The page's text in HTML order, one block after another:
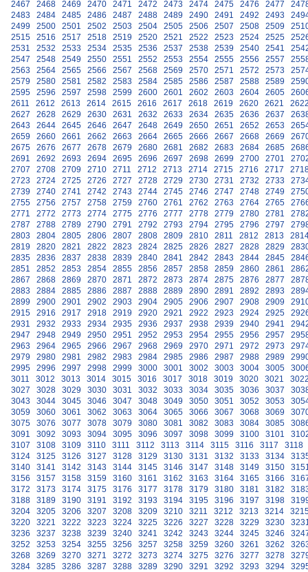
2467
2468 2469 2470 2471 2472 2473 2474 2475 2476 2477
2483
2484 2485 2486 2487 2488 2489 2490 2491 2492 2493
2499
2500 2501 2502 2503 2504 2505 2506 2507 2508 2509
2515
2516 2517 2518 2519 2520 2521 2522 2523 2524 2525
2531
2532 2533 2534 2535 2536 2537 2538 2539 2540 2541
2547
2548 2549 2550 2551 2552 2553 2554 2555 2556 2557
2563
2564 2565 2566 2567 2568 2569 2570 2571 2572 2573
2579
2580 2581 2582 2583 2584 2585 2586 2587 2588 2589
2595
2596 2597 2598 2599 2600 2601 2602 2603 2604 2605
2611
2612 2613 2614 2615 2616 2617 2618 2619 2620 2621
2627
2628 2629 2630 2631 2632 2633 2634 2635 2636 2637
2643
2644 2645 2646 2647 2648 2649 2650 2651 2652 2653
2659
2660 2661 2662 2663 2664 2665 2666 2667 2668 2669
2675
2676 2677 2678 2679 2680 2681 2682 2683 2684 2685
2691
2692 2693 2694 2695 2696 2697 2698 2699 2700 2701
2707
2708 2709 2710 2711 2712 2713 2714 2715 2716 2717
2723
2724 2725 2726 2727 2728 2729 2730 2731 2732 2733
2739
2740 2741 2742 2743 2744 2745 2746 2747 2748 2749
2755
2756 2757 2758 2759 2760 2761 2762 2763 2764 2765
2771
2772 2773 2774 2775 2776 2777 2778 2779 2780 2781
2787
2788 2789 2790 2791 2792 2793 2794 2795 2796 2797
2803
2804 2805 2806 2807 2808 2809 2810 2811 2812 2813
2819
2820 2821 2822 2823 2824 2825 2826 2827 2828 2829
2835
2836 2837 2838 2839 2840 2841 2842 2843 2844 2845
2851
2852 2853 2854 2855 2856 2857 2858 2859 2860 2861
2867
2868 2869 2870 2871 2872 2873 2874 2875 2876 2877
2883
2884 2885 2886 2887 2888 2889 2890 2891 2892 2893
2899
2900 2901 2902 2903 2904 2905 2906 2907 2908 2909
2915
2916 2917 2918 2919 2920 2921 2922 2923 2924 2925
2931
2932 2933 2934 2935 2936 2937 2938 2939 2940 2941
2947
2948 2949 2950 2951 2952 2953 2954 2955 2956 2957
2963
2964 2965 2966 2967 2968 2969 2970 2971 2972 2973
2979
2980 2981 2982 2983 2984 2985 2986 2987 2988 2989
2995
2996 2997 2998 2999 3000 3001 3002 3003 3004 3005
3011
3012 3013 3014 3015 3016 3017 3018 3019 3020 3021
3027
3028 3029 3030 3031 3032 3033 3034 3035 3036 3037
3043
3044 3045 3046 3047 3048 3049 3050 3051 3052 3053
3059
3060 3061 3062 3063 3064 3065 3066 3067 3068 3069
3075
3076 3077 3078 3079 3080 3081 3082 3083 3084 3085
3091
3092 3093 3094 3095 3096 3097 3098 3099 3100 3101
3107
3108 3109 3110 3111 3112 3113 3114 3115 3116 3117
3118
3124
3125 3126 3127 3128 3129 3130 3131 3132 3133 3134
3140
3141 3142 3143 3144 3145 3146 3147 3148 3149 3150
3156
3157 3158 3159 3160 3161 3162 3163 3164 3165 3166
3172
3173 3174 3175 3176 3177 3178 3179 3180 3181 3182
3188
3189 3190 3191 3192 3193 3194 3195 3196 3197 3198
3204
3205 3206 3207 3208 3209 3210 3211 3212 3213 3214
3220
3221 3222 3223 3224 3225 3226 3227 3228 3229 3230
3236
3237 3238 3239 3240 3241 3242 3243 3244 3245 3246
3252
3253 3254 3255 3256 3257 3258 3259 3260 3261 3262
3268
3269 3270 3271 3272 3273 3274 3275 3276 3277 3278
3284
3285 3286 3287 3288 3289 3290 3291 3292 3293 3294